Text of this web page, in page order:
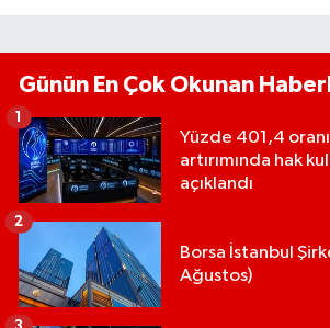
Günün En Çok Okunan
Yüzde 401,4
artırımında hak
açıklandı
1
Borsa İstanbul
Ağustos)
2